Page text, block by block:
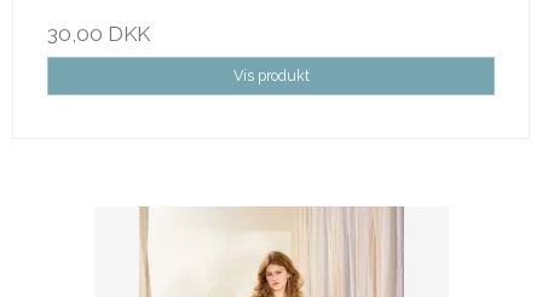
30,00 DKK
Vis produkt